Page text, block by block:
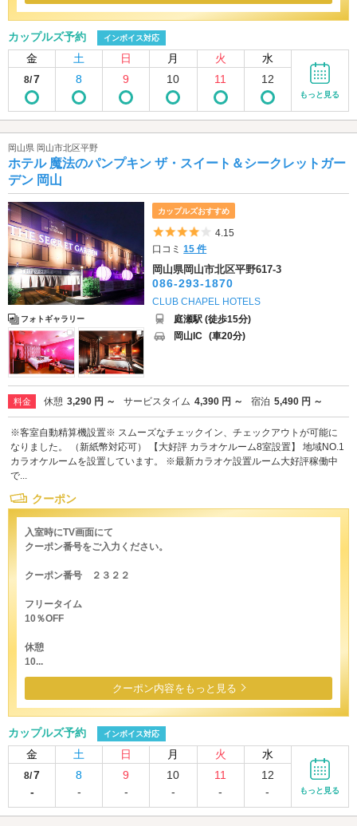
カップルズ予約 インボイス対応
金 土 日 月 火 水
8/7 8 9 10 11 12
もっと見る
岡山県 岡山市北区平野
ホテル 魔法のパンプキン ザ・スイート＆シークレットガー
デン 岡山
フォトギャラリー
カップルズおすすめ
5つ星のうち4
4.15
口コミ15 件
岡山県岡山市北区平野617-3
086-293-1870
CLUB CHAPEL HOTELS
庭瀬駅 (徒歩15分)
岡山IC (車20分)
料金 休憩 3,290 円 ～ サービスタイム 4,390 円 ～ 宿泊 5,490 円 ～
※客室自動精算機設置※ スムーズなチェックイン、チェックアウトが可能に
なりました。 （新紙幣対応可） 【大好評 カラオケルーム8室設置】 地域NO.1
カラオケルームを設置しています。 ※最新カラオケ設置ルーム大好評稼働中
で...
クーポン
入室時にTV画面にて
クーポン番号をご入力ください。
クーポン番号 ２３２２
フリータイム
10％OFF
休憩
10...
クーポン内容をもっと見る
カップルズ予約 インボイス対応
金 土 日 月 火 水
8/7
-
8
-
9
-
10
-
11
-
12
-
もっと見る